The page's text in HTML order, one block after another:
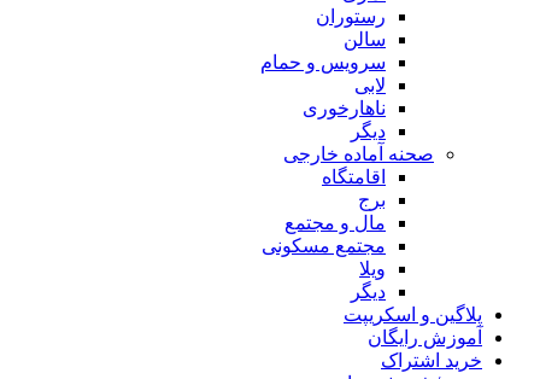
رستوران
سالن
سرویس و حمام
لابی
ناهارخوری
دیگر
صحنه آماده خارجی
اقامتگاه
برج
مال و مجتمع
مجتمع مسکونی
ویلا
دیگر
پلاگین و اسکریپت
آموزش رایگان
خرید اشتراک